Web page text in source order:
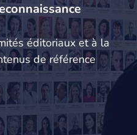
éditoriaux et à la
de référence